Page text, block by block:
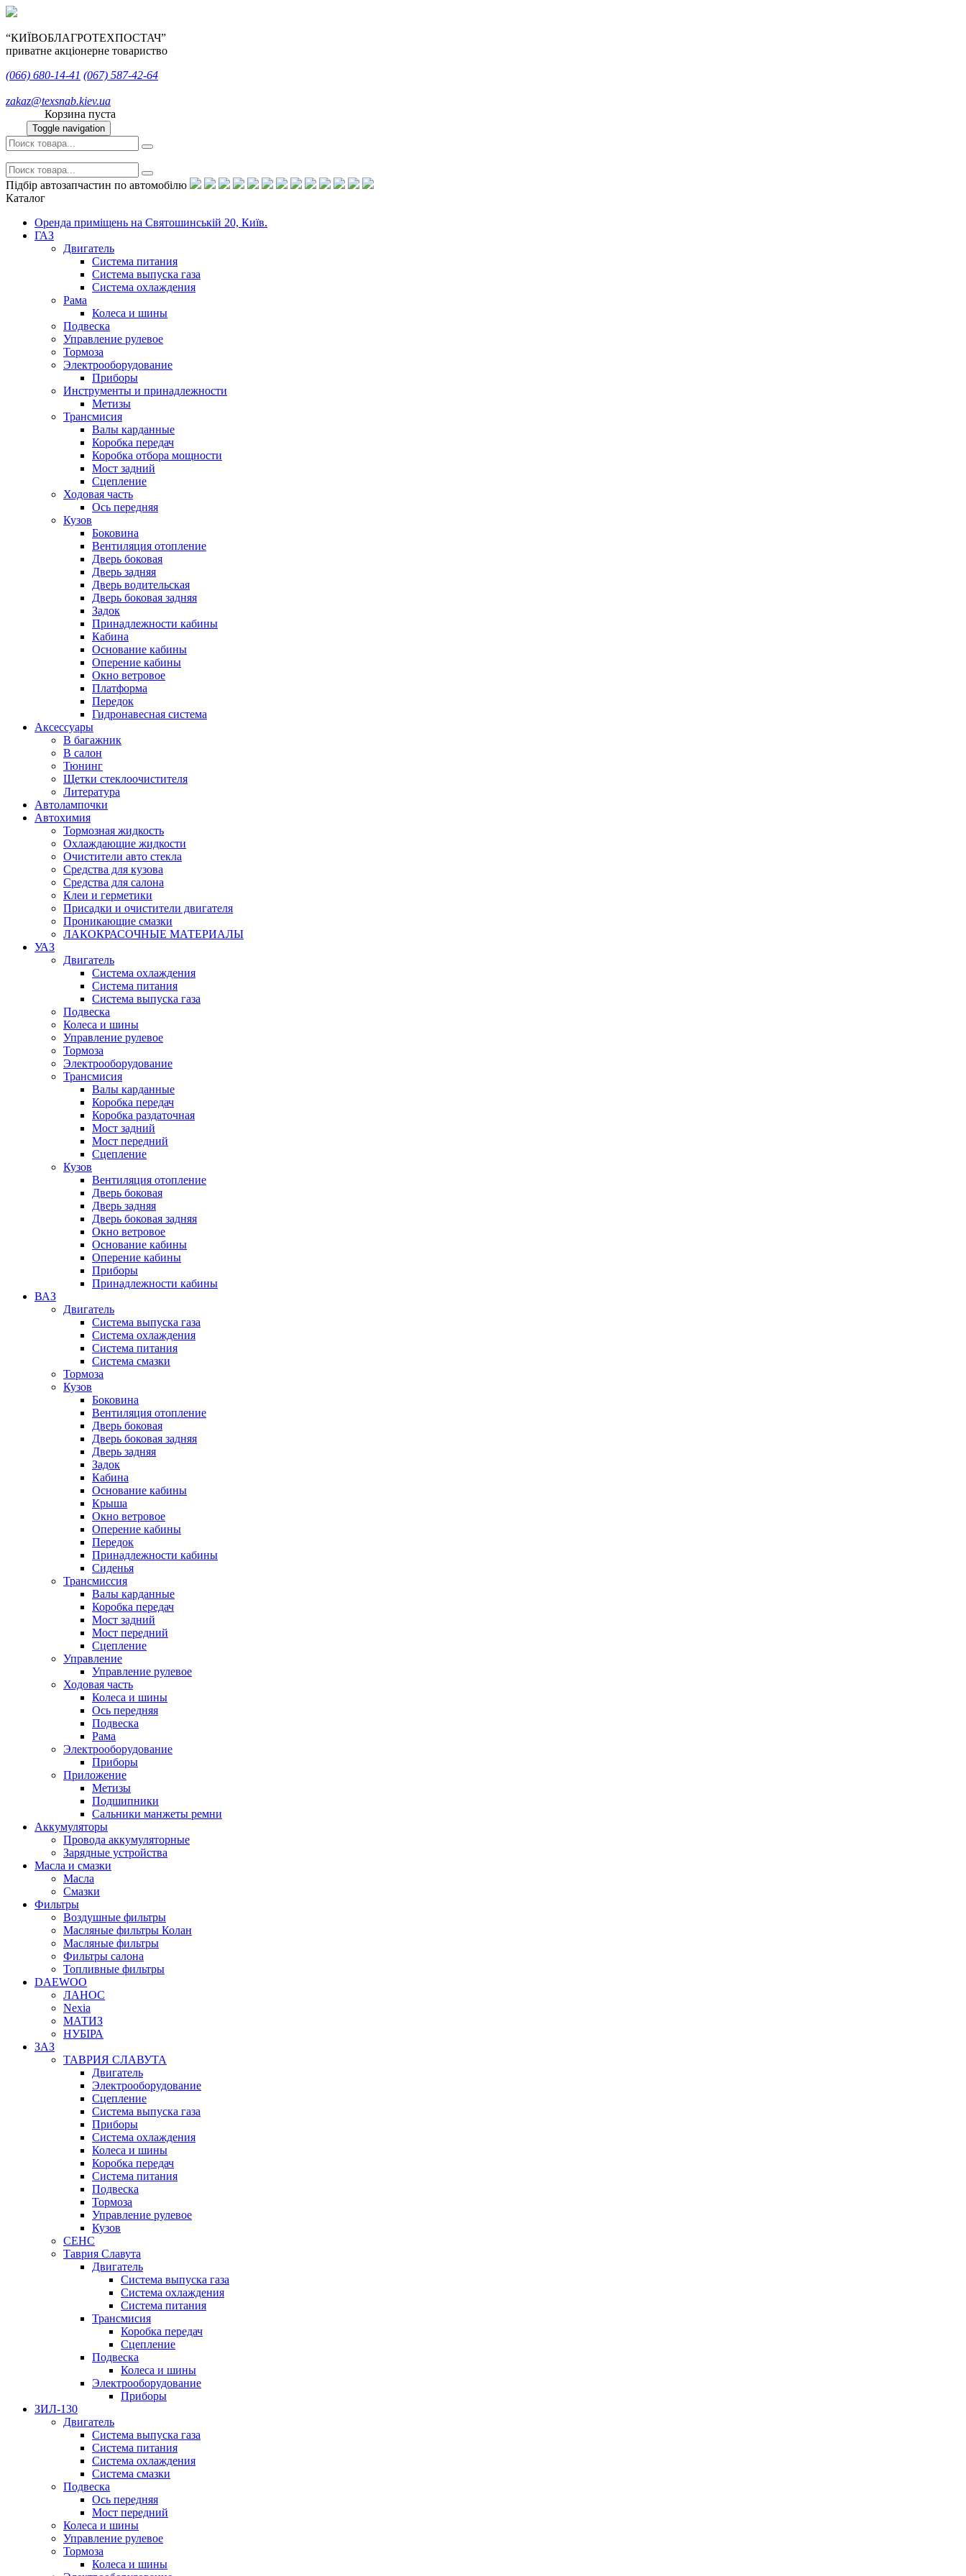
“КИЇВОБЛАГРОТЕХПОСТАЧ”
приватне акціонерне товариство
(066) 680-14-41 (067) 587-42-64
zakaz@texsnab.kiev.ua
Корзина пуста
Toggle navigation
Підбір автозапчастин по автомобілю
Каталог
Оренда приміщень на Святошинській 20, Київ.
ГАЗ
Двигатель
Система питания
Система выпуска газа
Система охлаждения
Рама
Колеса и шины
Подвеска
Управление рулевое
Тормоза
Электрооборудование
Приборы
Инструменты и принадлежности
Метизы
Трансмисия
Валы карданные
Коробка передач
Коробка отбора мощности
Мост задний
Сцепление
Ходовая часть
Ось передняя
Кузов
Боковина
Вентиляция отопление
Дверь боковая
Дверь задняя
Дверь водительская
Дверь боковая задняя
Задок
Принадлежности кабины
Кабина
Основание кабины
Оперение кабины
Окно ветровое
Платформа
Передок
Гидронавесная система
Аксессуары
В багажник
В салон
Тюнинг
Щетки стеклоочистителя
Литература
Автолампочки
Автохимия
Тормозная жидкость
Охлаждающие жидкости
Очистители авто стекла
Средства для кузова
Средства для салона
Клеи и герметики
Присадки и очистители двигателя
Проникающие смазки
ЛАКОКРАСОЧНЫЕ МАТЕРИАЛЫ
УАЗ
Двигатель
Система охлаждения
Система питания
Система выпуска газа
Подвеска
Колеса и шины
Управление рулевое
Тормоза
Электрооборудование
Трансмисия
Валы карданные
Коробка передач
Коробка раздаточная
Мост задний
Мост передний
Сцепление
Кузов
Вентиляция отопление
Дверь боковая
Дверь задняя
Дверь боковая задняя
Окно ветровое
Основание кабины
Оперение кабины
Приборы
Принадлежности кабины
ВАЗ
Двигатель
Система выпуска газа
Система охлаждения
Система питания
Система смазки
Тормоза
Кузов
Боковина
Вентиляция отопление
Дверь боковая
Дверь боковая задняя
Дверь задняя
Задок
Кабина
Основание кабины
Крыша
Окно ветровое
Оперение кабины
Передок
Принадлежности кабины
Сиденья
Трансмиссия
Валы карданные
Коробка передач
Мост задний
Мост передний
Сцепление
Управление
Управление рулевое
Ходовая часть
Колеса и шины
Ось передняя
Подвеска
Рама
Электрооборудование
Приборы
Приложение
Метизы
Подшипники
Сальники манжеты ремни
Аккумуляторы
Провода аккумуляторные
Зарядные устройства
Масла и смазки
Масла
Смазки
Фильтры
Воздушные фильтры
Масляные фильтры Колан
Масляные фильтры
Фильтры салона
Топливные фильтры
DAEWOO
ЛАНОС
Nexia
МАТИЗ
НУБІРА
ЗАЗ
ТАВРИЯ СЛАВУТА
Двигатель
Электрооборудование
Сцепление
Система выпуска газа
Приборы
Система охлаждения
Колеса и шины
Коробка передач
Система питания
Подвеска
Тормоза
Управление рулевое
Кузов
СЕНС
Таврия Славута
Двигатель
Система выпуска газа
Система охлаждения
Система питания
Трансмисия
Коробка передач
Сцепление
Подвеска
Колеса и шины
Электрооборудование
Приборы
ЗИЛ-130
Двигатель
Система выпуска газа
Система питания
Система охлаждения
Система смазки
Подвеска
Ось передняя
Мост передний
Колеса и шины
Управление рулевое
Тормоза
Колеса и шины